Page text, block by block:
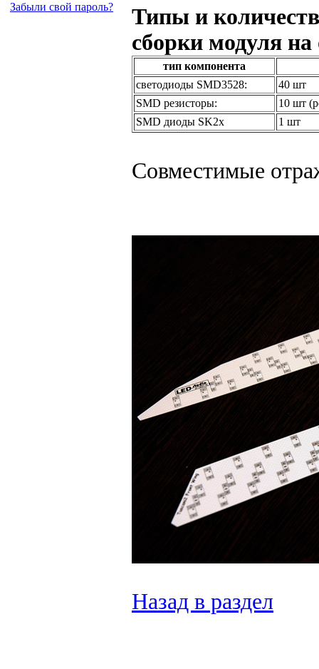
Забыли свой пароль?
Типы и
сборки модуля
тип компонента
светодиоды SMD3528:
40 шт
SMD резисторы:
10 шт
SMD диоды SK2x
1 шт
Совместимые
Назад в раздел